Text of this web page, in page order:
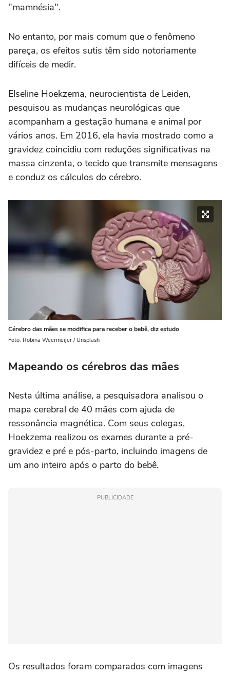
"mamnésia".
No entanto, por mais comum que o fenômeno
pareça, os efeitos sutis têm sido notoriamente
difíceis de medir.
Elseline Hoekzema, neurocientista de Leiden,
pesquisou as mudanças neurológicas que
acompanham a gestação humana e animal por
vários anos. Em 2016, ela havia mostrado como a
gravidez coincidiu com reduções significativas na
massa cinzenta, o tecido que transmite mensagens
e conduz os cálculos do cérebro.
Cérebro das mães se modifica para receber o bebê, diz estudo
Foto: Robina Weermeijer / Unsplash
Mapeando os cérebros das mães
Nesta última análise, a pesquisadora analisou o
mapa cerebral de 40 mães com ajuda de
ressonância magnética. Com seus colegas,
Hoekzema realizou os exames durante a pré-
gravidez e pré e pós-parto, incluindo imagens de
um ano inteiro após o parto do bebê.
PUBLICIDADE
Os resultados foram comparados com imagens